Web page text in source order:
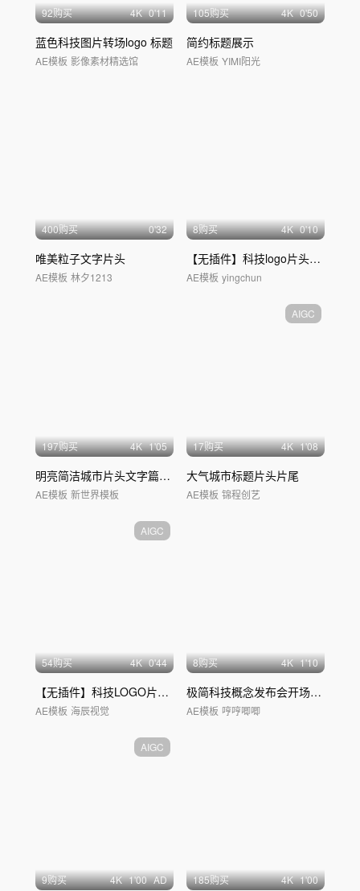
92购买 4K 0'11
蓝色科技图片转场logo 标题
AE模板 影像素材精选馆
105购买 4K 0'50
简约标题展示
AE模板 YIMI阳光
400购买 0'32
唯美粒子文字片头
AE模板 林夕1213
8购买 4K 0'10
【无插件】科技logo片头片尾展示
AE模板 yingchun
197购买 4K 1'05
明亮简洁城市片头文字篇章标题
AE模板 新世界模板
AIGC
17购买 4K 1'08
大气城市标题片头片尾
AE模板 锦程创艺
AIGC
54购买 4K 0'44
【无插件】科技LOGO片头 落版光线片头
AE模板 海辰视觉
8购买 4K 1'10
极简科技概念发布会开场片头
AE模板 哼哼唧唧
AIGC
9购买 4K 1'00 AD 185购买 4K 1'00